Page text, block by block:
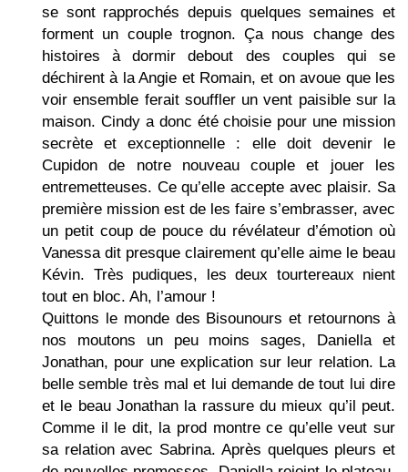
se sont rapprochés depuis quelques semaines et
forment un couple trognon. Ça nous change des
histoires à dormir debout des couples qui se
déchirent à la Angie et Romain, et on avoue que les
voir ensemble ferait souffler un vent paisible sur la
maison. Cindy a donc été choisie pour une mission
secrète et exceptionnelle : elle doit devenir le
Cupidon de notre nouveau couple et jouer les
entremetteuses. Ce qu’elle accepte avec plaisir. Sa
première mission est de les faire s’embrasser, avec
un petit coup de pouce du révélateur d’émotion où
Vanessa dit presque clairement qu’elle aime le beau
Kévin. Très pudiques, les deux tourtereaux nient
tout en bloc. Ah, l’amour !
Quittons le monde des Bisounours et retournons à
nos moutons un peu moins sages, Daniella et
Jonathan, pour une explication sur leur relation. La
belle semble très mal et lui demande de tout lui dire
et le beau Jonathan la rassure du mieux qu’il peut.
Comme il le dit, la prod montre ce qu’elle veut sur
sa relation avec Sabrina. Après quelques pleurs et